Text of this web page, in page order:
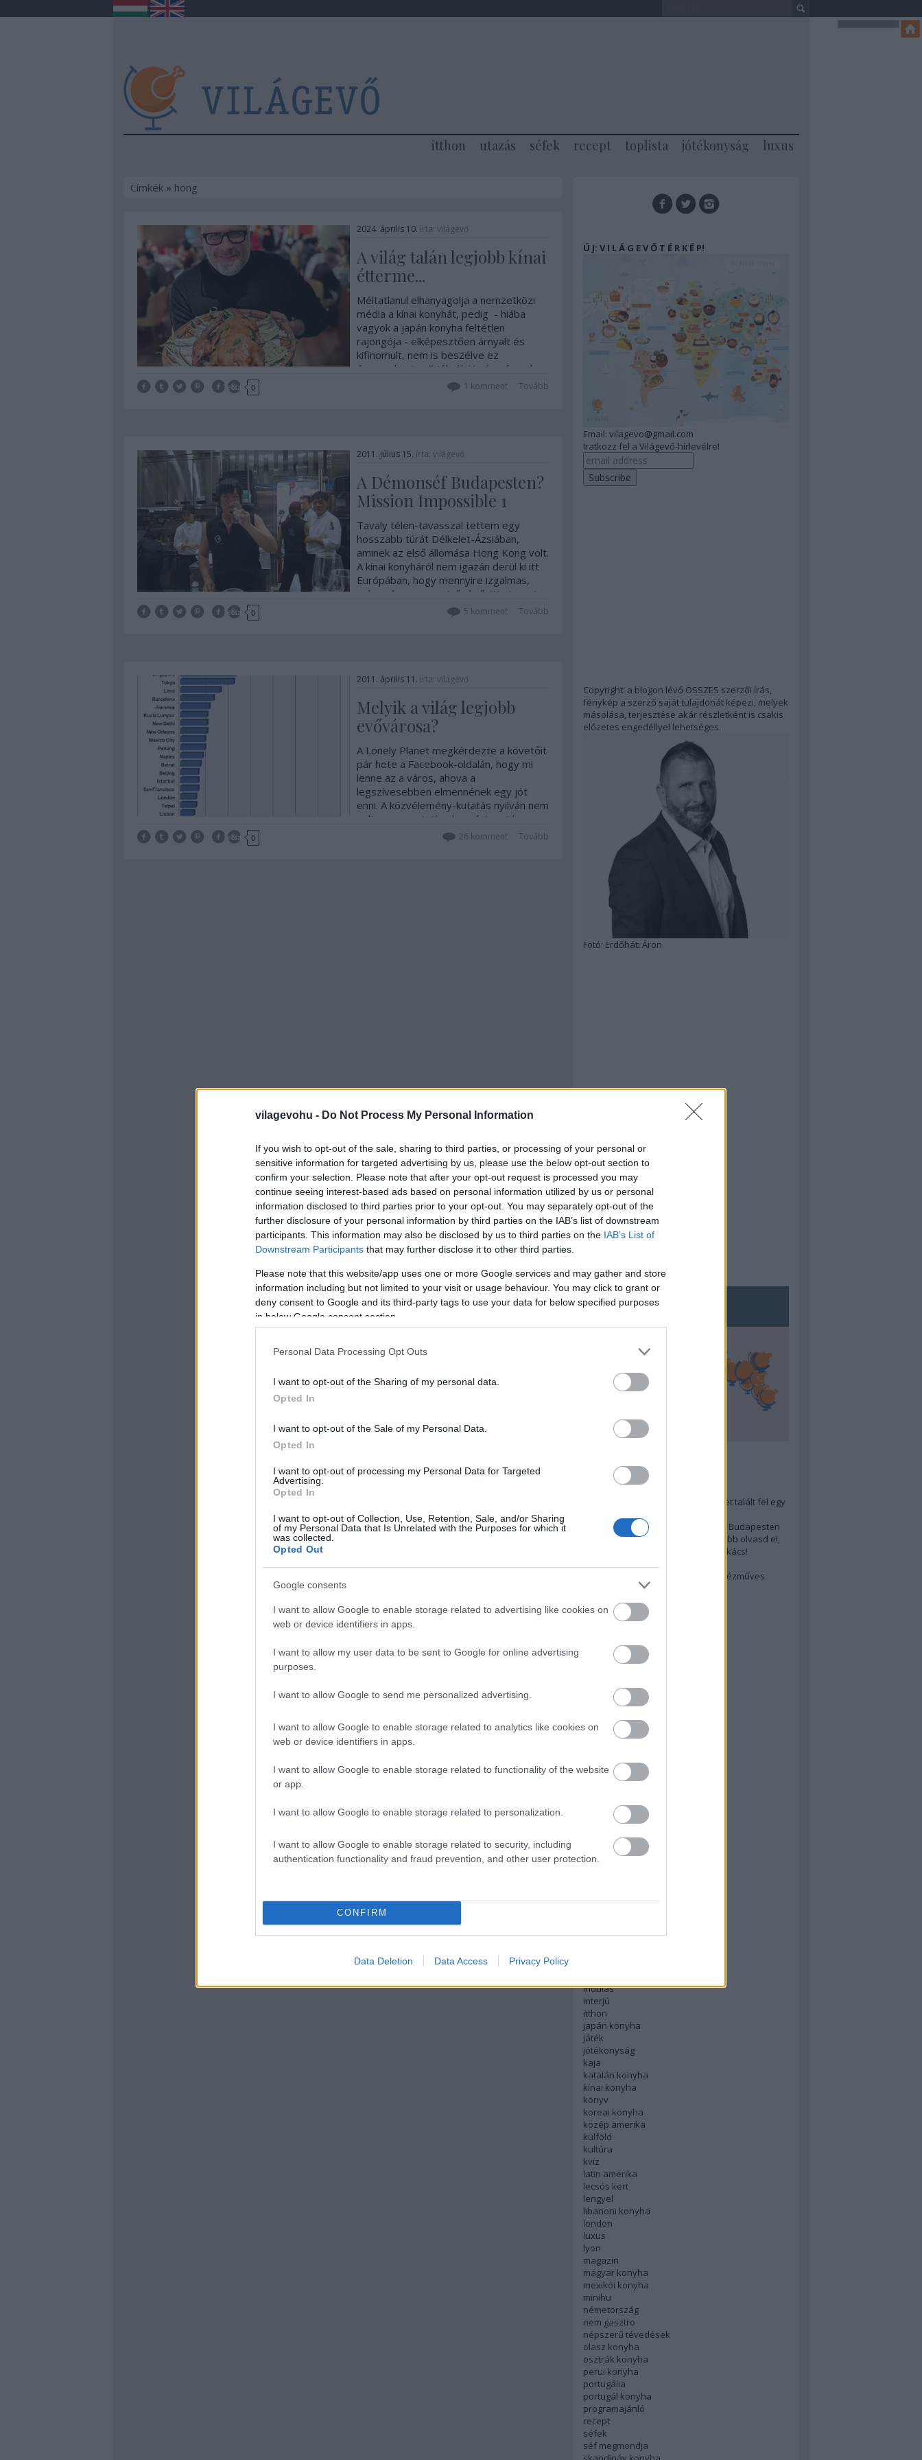
vilagevohu - Do Not Process My Personal Information
If you wish to opt-out of the sale, sharing to third parties, or processing of your personal or
sensitive information for targeted advertising by us, please use the below opt-out section to
confirm your selection. Please note that after your opt-out request is processed you may
continue seeing interest-based ads based on personal information utilized by us or personal
information disclosed to third parties prior to your opt-out. You may separately opt-out of the
further disclosure of your personal information by third parties on the IAB’s list of downstream
participants. This information may also be disclosed by us to third parties on the IAB’s List of
Downstream Participants that may further disclose it to other third parties.
Please note that this website/app uses one or more Google services and may gather and store
information including but not limited to your visit or usage behaviour. You may click to grant or
deny consent to Google and its third-party tags to use your data for below specified purposes
in below Google consent section.
Personal Data Processing Opt Outs
I want to opt-out of the Sharing of my personal data.
Opted In
I want to opt-out of the Sale of my Personal Data.
Opted In
I want to opt-out of processing my Personal Data for Targeted
Advertising.
Opted In
I want to opt-out of Collection, Use, Retention, Sale, and/or Sharing
of my Personal Data that Is Unrelated with the Purposes for which it
was collected.
Opted Out
Google consents
I want to allow Google to enable storage related to advertising like cookies on
web or device identifiers in apps.
I want to allow my user data to be sent to Google for online advertising
purposes.
I want to allow Google to send me personalized advertising.
I want to allow Google to enable storage related to analytics like cookies on
web or device identifiers in apps.
I want to allow Google to enable storage related to functionality of the website
or app.
I want to allow Google to enable storage related to personalization.
I want to allow Google to enable storage related to security, including
authentication functionality and fraud prevention, and other user protection.
CONFIRM
Data Deletion Data Access Privacy Policy
itthon utazás séfek recept toplista jótékonyság luxus
Címkék» hong
2024. április 10. írta: világevő
A világ talán legjobb kínai
étterme...
Méltatlanul elhanyagolja a nemzetközi
média a kínai konyhát, pedig - hiába
vagyok a japán konyha feltétlen
rajongója - elképesztően árnyalt és
kifinomult, nem is beszélve ez
évezredes tradíciókról. Ha úgy érzed,
hogy kipróbálnád, most van esély, ugorj
Tetszik 0 Tovább
1 komment
2011. július 15. írta: világevő
A Démonséf Budapesten?
Mission Impossible 1
Tavaly télen-tavasszal tettem egy
hosszabb túrát Délkelet-Ázsiában,
aminek az első állomása Hong Kong volt.
A kínai konyháról nem igazán derül ki itt
Európában, hogy mennyire izgalmas,
színes és magas minőségű, itt viszont
volt alkalmam megtanulni tisztelni. Van
Tetszik 0 Tovább
5 komment
2011. április 11. írta: világevő
Melyik a világ legjobb
evővárosa?
A Lonely Planet megkérdezte a követőit
pár hete a Facebook-oldalán, hogy mi
lenne az a város, ahova a
legszívesebben elmennének egy jót
enni. A közvélemény-kutatás nyilván nem
volt reprezentatív, de azért majdnem
1000 válasz érkezett a kérdésre, így
Tetszik 0 Tovább
26komment
Ú J: V I L Á G E V Ő T É R K É P!
Email: vilagevo@gmail.com
Iratkozz fel a Világevő-hírlevélre!
Copyright: a blogon lévő ÖSSZES szerzői írás,
fénykép a szerző saját tulajdonát képezi, melyek
másolása, terjesztése akár részletként is csakis
előzetes engedéllyel lehetséges.
Fotó: Erdőháti Áron
TOP5
Annyira menő Budapest-térképet talált fel egy
A 10 legjobb (elérhető árú) ebéd Budapesten
Szakács akarsz lenni? Akkor előbb olvasd el,
mit gondol erről egy magyar szakács!
Budapest rejtett kincsei: orosz kézműves
afrikai konyha
ázsiai konyha
baszk konyha
belgium
bocusedor
bocuse dor
dél amerika
english
északi konyha
francia konyha
holland konyha
indulás
interjú
itthon
japán konyha
játék
jótékonyság
kaja
katalán konyha
kínai konyha
könyv
koreai konyha
közép amerika
külföld
kultúra
kvíz
latin amerika
lecsós kert
lengyel
libanoni konyha
london
luxus
lyon
magazin
magyar konyha
mexikói konyha
minihu
németország
nem gasztro
népszerű tévedések
olasz konyha
osztrák konyha
perui konyha
portugália
portugál konyha
programajánló
recept
séfek
séf megmondja